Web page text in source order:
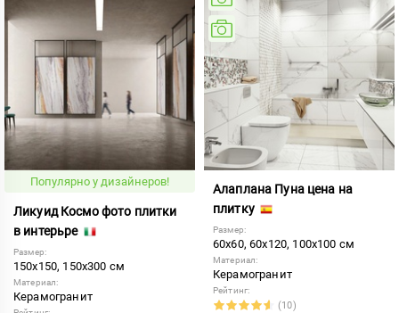
Популярно у дизайнеров!
Ликуид Космо фото плитки
в интерьре
Размер:
150x150, 150x300 см
Материал:
Керамогранит
Алаплана Пуна цена на
плитку
Размер:
60x60, 60x120, 100x100 см
Материал:
Керамогранит
Рейтинг:
(10)